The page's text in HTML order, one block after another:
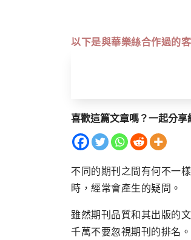
以下是與華樂絲合作過的
喜歡這篇文章嗎？一起分享
不同的期刊之間有何不一
時，經常會產生的疑問。
雖然期刊品質和其出版的
千萬不要忽視期刊的排名。